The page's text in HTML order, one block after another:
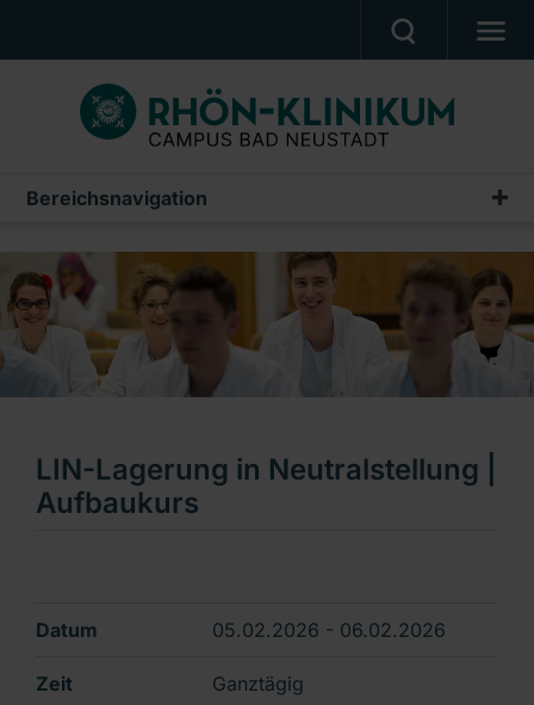
MEDIZIN & PFLEGE
PATIENTEN & BESUCHER
CAMPUS AKADEMIE
AKTUELLES
NOTFALL
Bereichsnavigation
Campus Akademie
Wir über uns
Ausbildung
Fortbildungen
Weiterbildungen
LIN-Lagerung in Neutralstellung |
Aufbaukurs
Datum 05.02.2026 - 06.02.2026
Zeit Ganztägig